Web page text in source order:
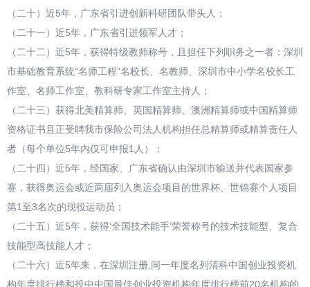
（二十）近5年，广东省引进创新科研团队带头人；
（二十一）近5年，广东省引进领军人才；
（二十二）近5年，获得特级教师称号，且担任下列职务之一者：深圳
市基础教育系统“名师工程”名校长、名教师、深圳市中小学名校长工
作室、名师工作室、教科研专家工作室主持人；
（二十三）获得北美精算师、英国精算师、澳洲精算师或中国精算师
资格证书且正受聘我市保险公司法人机构担任总精算师或精算责任人
者（每个单位5年内仅可申报1人）；
（二十四）近5年，经国家、广东省确认由深圳市输送并代表国家参
赛，获得奥运会或近两届列入奥运会项目的世界杯、世锦赛个人项目
第1至3名次的现役运动员；
（二十五）近5年，获得‘全国技术能手’荣誉称号的技术技能型、复合
技能型高技能人才；
（二十六）近5年来，在深圳注册,同一年度名列清科中国创业投资机
构年度排行榜和投中中国最佳创业投资机构年度排行榜前20名机构的